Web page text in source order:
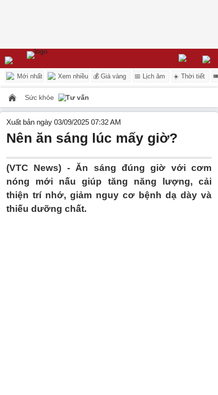
Mới nhất Xem nhiều 💰 Giá vàng 📅 Lịch âm ☀️ Thời tiết
Sức khỏe Tư vấn
Xuất bản ngày 03/09/2025 07:32 AM
Nên ăn sáng lúc mấy giờ?
(VTC News) - Ăn sáng đúng giờ với cơm
nóng mới nấu giúp tăng năng lượng, cải
thiện trí nhớ, giảm nguy cơ bệnh dạ dày và
thiếu dưỡng chất.